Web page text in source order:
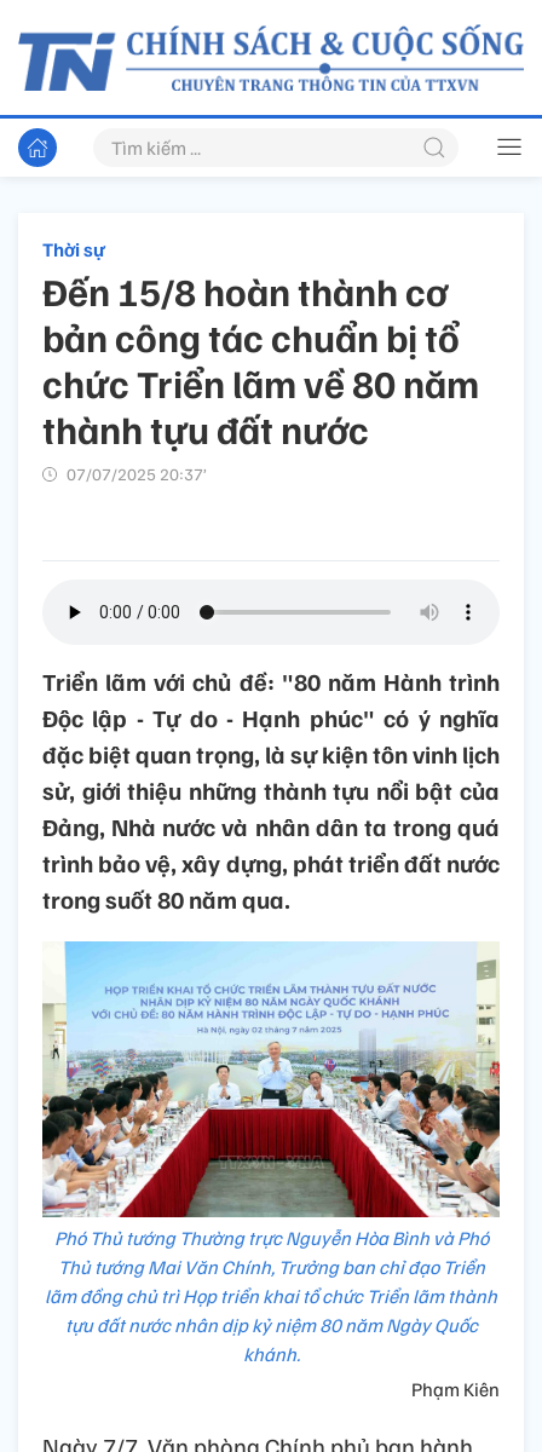
Thời sự
Đến 15/8 hoàn thành cơ
bản công tác chuẩn bị tổ
chức Triển lãm về 80 năm
thành tựu đất nước
07/07/2025 20:37’
Triển lãm với chủ đề: "80 năm Hành trình
Độc lập - Tự do - Hạnh phúc" có ý nghĩa
đặc biệt quan trọng, là sự kiện tôn vinh lịch
sử, giới thiệu những thành tựu nổi bật của
Đảng, Nhà nước và nhân dân ta trong quá
trình bảo vệ, xây dựng, phát triển đất nước
trong suốt 80 năm qua.
Phó Thủ tướng Thường trực Nguyễn Hòa Bình và Phó
Thủ tướng Mai Văn Chính, Trưởng ban chỉ đạo Triển
lãm đồng chủ trì Họp triển khai tổ chức Triển lãm thành
tựu đất nước nhân dịp kỷ niệm 80 năm Ngày Quốc
khánh.
Phạm Kiên